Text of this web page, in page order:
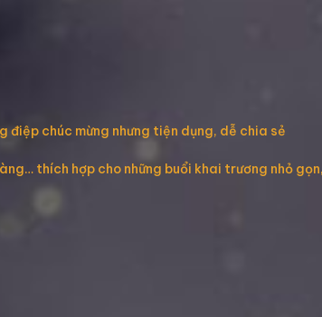
điệp chúc mừng nhưng tiện dụng, dễ chia sẻ
thích hợp cho những buổi khai trương nhỏ